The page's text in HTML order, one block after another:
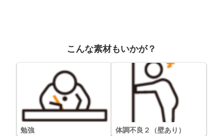
こんな素材もいかが？
勉強 体調不良２（壁あり）